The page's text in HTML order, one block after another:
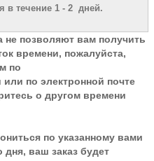
в течение 1 - 2 дней.
не позволяют вам получить
времени, пожалуйста,
по
или по электронной почте
о другом времени
по указанному вами
дня, ваш заказ будет